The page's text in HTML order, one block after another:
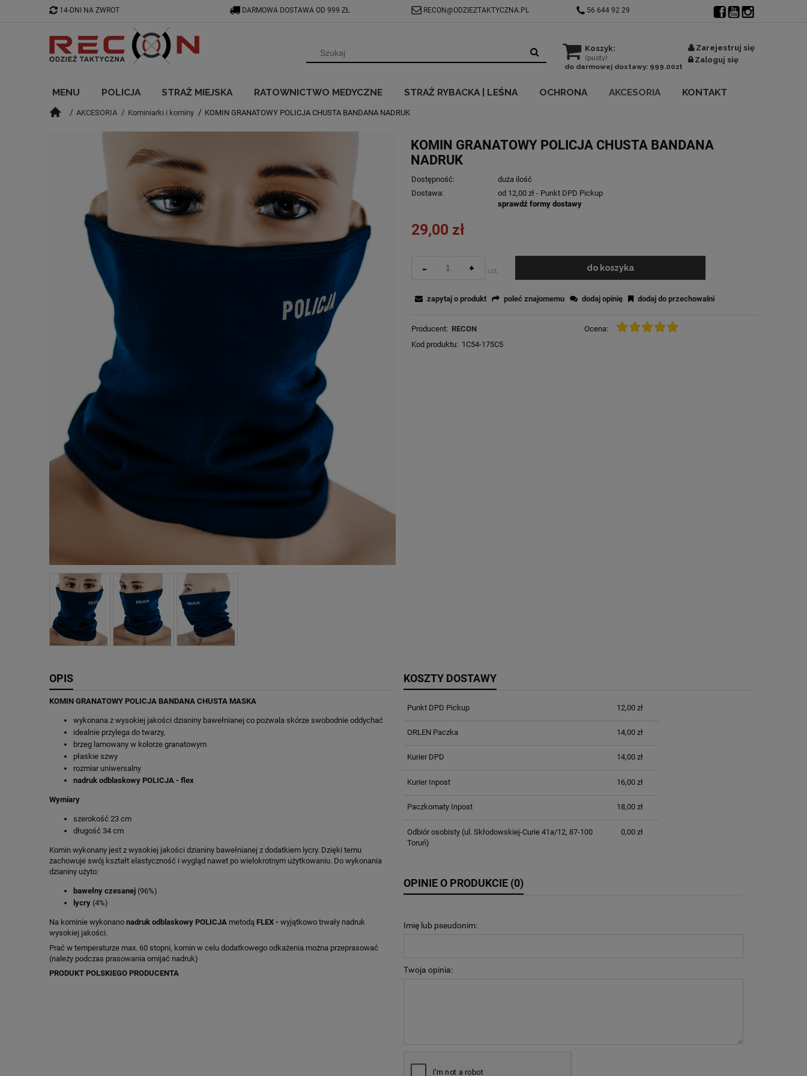
Zarejestruj się
Zaloguj się
Koszyk:
(pusty)
do darmowej dostawy: 999.00zł
MENU POLICJA STRAŻ MIEJSKA RATOWNICTWO MEDYCZNE STRAŻ RYBACKA | LEŚNA OCHRONA AKCESORIA
KONTAKT
BLOGAKCESORIA Kominiarki i kominy KOMIN GRANATOWY POLICJA CHUSTA BANDANA NADRUK
14-DNI NA ZWROT DARMOWA DOSTAWA OD 999 ZŁ 56 644 92 29
RECON@ODZIEZTAKTYCZNA.PL
KOMIN GRANATOWY POLICJA CHUSTA BANDANA
NADRUK
Dostępność:
duża ilość
Dostawa:
od 12,00 zł - Punkt DPD Pickup
sprawdź formy dostawy
29,00 zł
- + szt. do koszyka
Ocena:
Producent: RECON
Kod produktu: 1C54-175C5
zapytaj o produkt poleć znajomemu dodaj opinię dodaj do przechowalni
OPIS
KOMIN GRANATOWY POLICJA BANDANA CHUSTA MASKA
wykonana z wysokiej jakości dzianiny bawełnianej co pozwala skórze swobodnie oddychać
idealnie przylega do twarzy,
brzeg lamowany w kolorze granatowym
płaskie szwy
rozmiar uniwersalny
nadruk odblaskowy POLICJA - flex
Wymiary
szerokość 23 cm
długość 34 cm
Komin wykonany jest z wysokiej jakości dzianiny bawełnianej z dodatkiem lycry. Dzięki temu
zachowuje swój kształt elastyczność i wygląd nawet po wielokrotnym użytkowaniu. Do wykonania
dzianiny użyto:
bawełny czesanej (96%)
lycry (4%)
Na kominie wykonano nadruk odblaskowy POLICJA metodą FLEX - wyjątkowo trwały nadruk
wysokiej jakości.
Prać w temperaturze max. 60 stopni, komin w celu dodatkowego odkażenia można przeprasować
(należy podczas prasowania omijać nadruk)
PRODUKT POLSKIEGO PRODUCENTA
KOSZTY DOSTAWY
Punkt DPD Pickup 12,00 zł
ORLEN Paczka 14,00 zł
Kurier DPD 14,00 zł
Kurier Inpost 16,00 zł
Paczkomaty Inpost 18,00 zł
Odbiór osobisty (ul. Skłodowskiej-Curie 41a/12, 87-100
Toruń)
0,00 zł
OPINIE O PRODUKCIE (0)
Imię lub pseudonim:
Twoja opinia: